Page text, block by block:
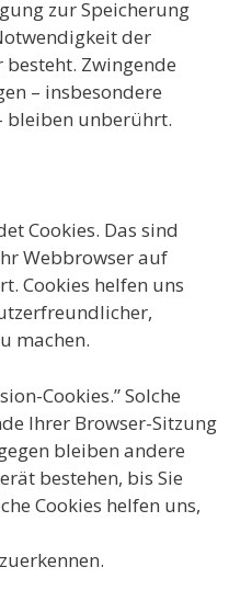
zur Speicherung
der
Zwingende
– insbesondere
bleiben unberührt.
Cookies. Das sind
Webbrowser auf
Cookies helfen uns
machen.
Cookies.” Solche
Ihrer Browser-Sitzung
bleiben andere
bestehen, bis Sie
Cookies helfen uns,